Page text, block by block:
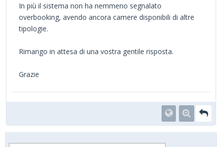
In più il sistema non ha nemmeno segnalato
overbooking, avendo ancora camere disponibili di altre
tipologie.
Rimango in attesa di una vostra gentile risposta.
Grazie